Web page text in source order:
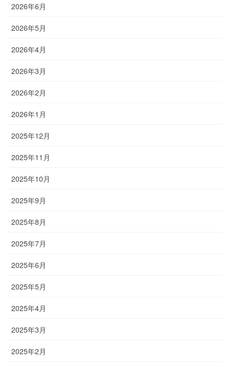
2026年6月
2026年5月
2026年4月
2026年3月
2026年2月
2026年1月
2025年12月
2025年11月
2025年10月
2025年9月
2025年8月
2025年7月
2025年6月
2025年5月
2025年4月
2025年3月
2025年2月